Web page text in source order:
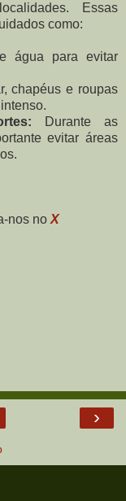
Essas
como:
água para evitar
chapéus e roupas
Durante as
evitar áreas
nos no X
›